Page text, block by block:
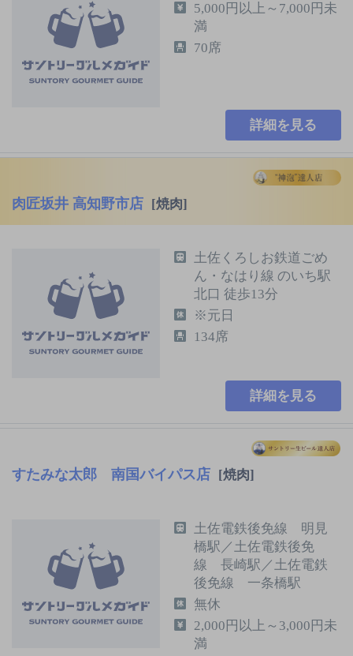
5,000円以上～7,000円未
満
70席
詳細を見る
肉匠坂井 高知野市店 [焼肉]
土佐くろしお鉄道ごめ
ん・なはり線 のいち駅
北口 徒歩13分
※元日
134席
詳細を見る
すたみな太郎 南国バイパス店 [焼肉]
土佐電鉄後免線 明見
橋駅／土佐電鉄後免
線 長崎駅／土佐電鉄
後免線 一条橋駅
無休
2,000円以上～3,000円未
満